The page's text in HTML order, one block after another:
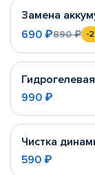
Замена
690 ₽890 ₽ -
990 ₽
Чистка
590 ₽